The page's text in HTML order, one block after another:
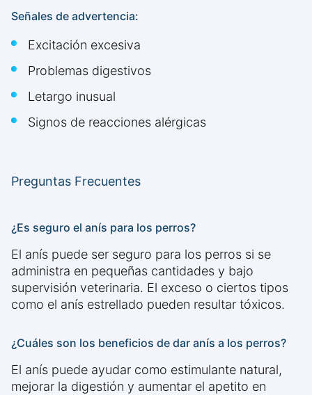
Señales de advertencia:
Excitación excesiva
Problemas digestivos
Letargo inusual
Signos de reacciones alérgicas
Preguntas Frecuentes
¿Es seguro el anís para los perros?
El anís puede ser seguro para los perros si se
administra en pequeñas cantidades y bajo
supervisión veterinaria. El exceso o ciertos tipos
como el anís estrellado pueden resultar tóxicos.
¿Cuáles son los beneficios de dar anís a los perros?
El anís puede ayudar como estimulante natural,
mejorar la digestión y aumentar el apetito en